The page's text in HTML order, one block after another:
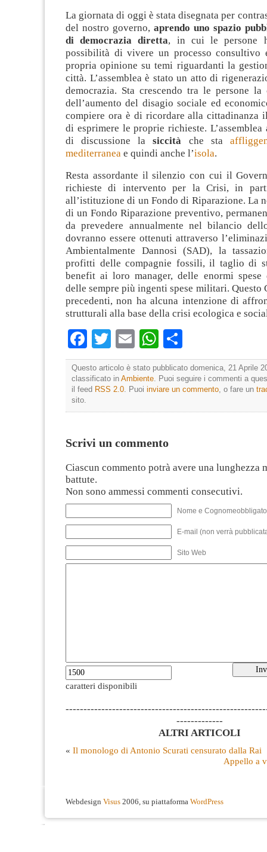
La giornata di oggi è stata disegnata per
del nostro governo, aprendo uno spazio
di democrazia diretta, in cui le persone
possibilità di vivere un processo consultivo
propria opinione su temi riguardanti la
città. L’assemblea è stato un atto di
democrazia. Sta crescendo tra le persone la
dell’aumento del disagio sociale ed
compiere ora è di ricordare alla cittadinanza
di esprimere le proprie richieste. L’assemblea
di discussione lasiccità che sta
mediterranea e quindi anche l’isola.
Resta assordante il silenzio con cui il
richieste di intervento per la Crisi, in
all’istituzione di un Fondo di Riparazione. La
di un Fondo Riparazione preventivo,
da prevedere annualmente nel bilancio
dovranno essere ottenuti attraverso
Ambientalmente Dannosi (SAD), la
profitti delle compagnie fossili, il taglio di
benefit ai loro manager, delle enormi
delle sempre più ingenti spese militari. Questo
precedenti, non ha alcuna intenzione di
strutturali alla base della crisi ecologica e
Facebook
TwitterEmailWhatsApp
Questo articolo è stato pubblicato domenica, 21 Aprile
classificato in Ambiente . Puoi seguire i commenti a
il feed RSS 2.0 . Puoi inviare un commento , o fare un
sito.
Scrivi un commento
Ciascun commento potrà avere una lunghezza
battute.
Non sono ammessi commenti consecutivi.
Nome e
E-mail (non verrà
Sito Web
caratteri disponibili
-------------
ALTRI ARTICOLI
« Il monologo di Antonio Scurati censurato dalla Rai
Appello a
Webdesign Visus 2006, su piattaforma WordPress